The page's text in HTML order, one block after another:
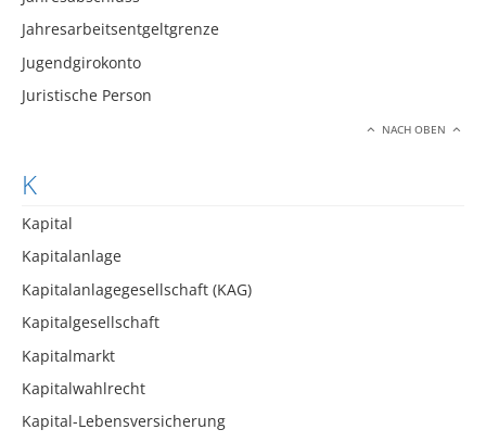
Jahresarbeitsentgeltgrenze
Jugendgirokonto
Juristische Person
NACH OBEN
K
Kapital
Kapitalanlage
Kapitalanlagegesellschaft (KAG)
Kapitalgesellschaft
Kapitalmarkt
Kapitalwahlrecht
Kapital-Lebensversicherung